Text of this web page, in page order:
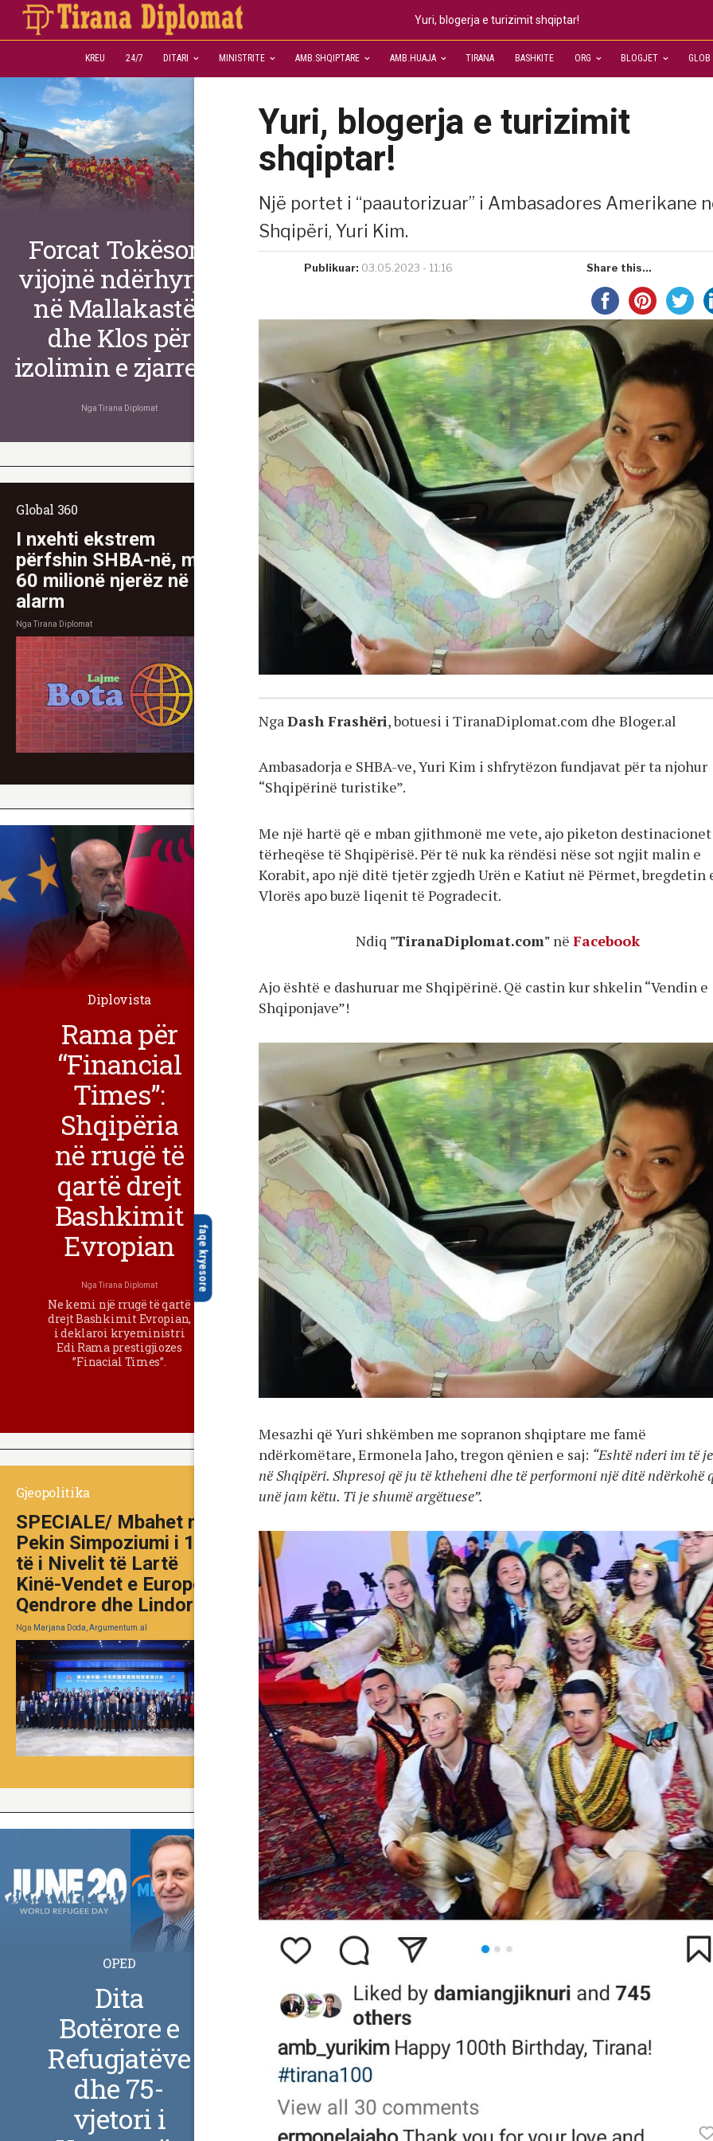
Yuri, blogerja e turizimit shqiptar!
KREU 24/7 DITARI MINISTRITE AMB.SHQIPTARE AMB.HUAJA TIRANA BASHKITE ORG BLOGJET GLOB
faqe kryesore
Yuri, blogerja e turizimit
shqiptar!
Një portet i “paautorizuar” i Ambasadores Amerikane
Shqipëri, Yuri Kim.
Publikuar: 03.05.2023 - 11:16 Share this...
NgaDash Frashëri, botuesi i TiranaDiplomat.com dhe Bloger.al
Ambasadorja e SHBA-ve, Yuri Kim i shfrytëzon fundjavat për ta njohur
“Shqipërinë turistike”.
Me një hartë që e mban gjithmonë me vete, ajo piketon
tërheqëse të Shqipërisë. Për të nuk ka rëndësi nëse sot ngjit malin e
Korabit, apo një ditë tjetër zgjedh Urën e Katiut në Përmet, bregdetin
Vlorës apo buzë liqenit të Pogradecit.
Ndiq "TiranaDiplomat.com" në Facebook
Ajo është e dashuruar me Shqipërinë. Që castin kur shkelin “Vendin e
Shqiponjave”!
Mesazhi që Yuri shkëmben me sopranon shqiptare me famë
ndërkomëtare, Ermonela Jaho, tregon qënien e saj: “Eshtë nderi im të
në Shqipëri. Shpresoj që ju të ktheheni dhe të performoni një ditë ndërkohë
unë jam këtu. Ti je shumë argëtuese”.
Forcat Tokësore
vijojnë ndërhyrjet
në Mallakastër
dhe Klos për
izolimin e zjarreve
Nga Tirana Diplomat
Global 360
I nxehti ekstrem
përfshin SHBA-në, mbi
60 milionë njerëz në
alarm
NgaTirana Diplomat
Diplovista
Rama për
“Financial
Times”:
Shqipëria
në rrugë të
qartë drejt
Bashkimit
Evropian
NgaTirana Diplomat
Ne kemi një rrugë të qartë
drejt Bashkimit Evropian,
i deklaroi kryeministri
Edi Rama prestigjiozes
”Finacial Times”.
Gjeopolitika
SPECIALE/ Mbahet në
Pekin Simpoziumi i 10-
të i Nivelit të Lartë
Kinë-Vendet e Europës
Qendrore dhe Lindore
Nga Marjana Doda, Argumentum.al
OPED
Dita
Botërore e
Refugjatëve
dhe 75-
vjetori i